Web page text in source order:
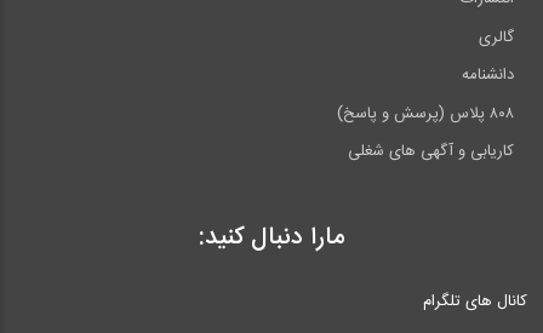
گالری
دانشنامه
۸۰۸ پلاس (پرسش و پاسخ)
کاریابی و آگهی های شغلی
مارا دنبال کنید:
کانال های تلگرام